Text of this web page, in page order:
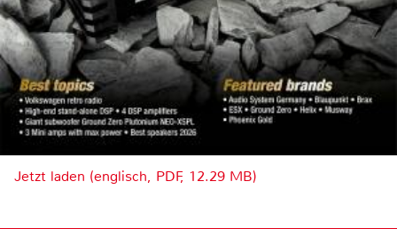
Jetzt laden (englisch, PDF, 12.29 MB)